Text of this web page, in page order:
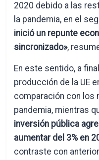
2020 debido a las
la pandemia, en el
inició un repunte
sincronizado»,
En este sentido, a
producción de la UE
comparación con los
pandemia, mientras
inversión pública
aumentar del 3% en
contraste con